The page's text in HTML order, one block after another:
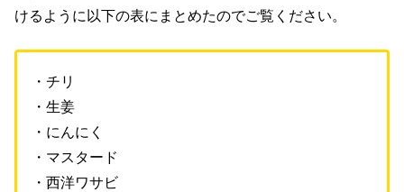
けるように以下の表にまとめたのでご覧ください。
・チリ
・生姜
・にんにく
・マスタード
・西洋ワサビ